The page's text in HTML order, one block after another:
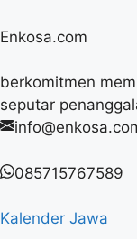
Enkosa.com
berkomitmen
seputar
085715767589
Kalender Jawa